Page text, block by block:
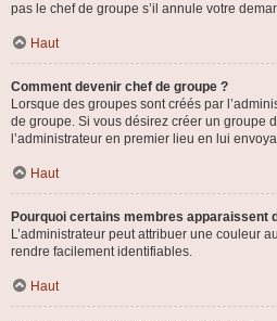
pas le chef de groupe s’il annule votre
Haut
Comment devenir chef de groupe ?
Lorsque des groupes sont créés par
de groupe. Si vous désirez créer un groupe
l’administrateur en premier lieu en lui
Haut
Pourquoi certains membres apparaissent
L’administrateur peut attribuer une couleur
rendre facilement identifiables.
Haut